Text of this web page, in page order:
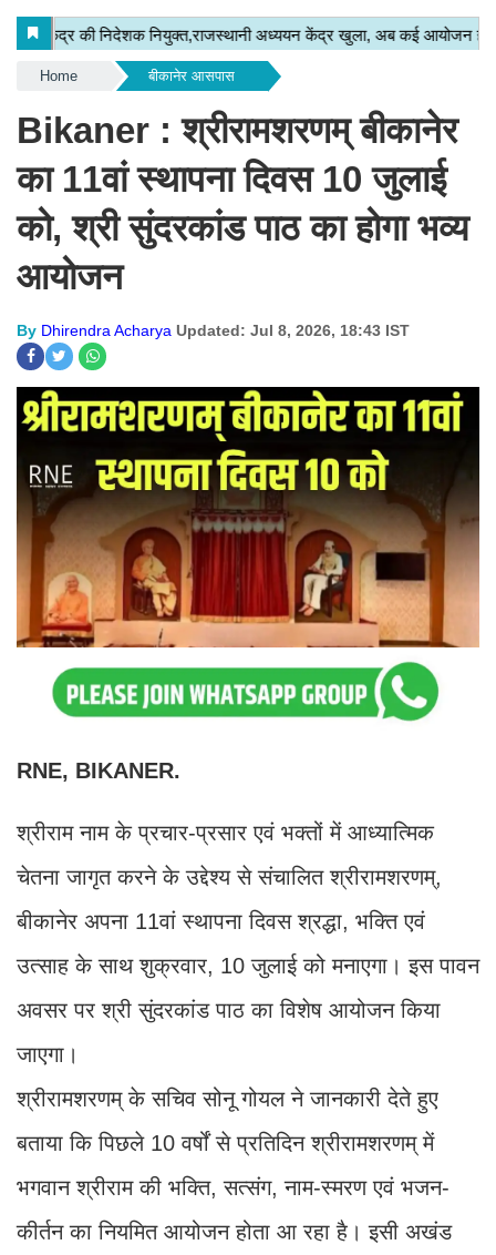
Home बीकानेर आसपास
Bikaner : श्रीरामशरणम् बीकानेर
का 11वां स्थापना दिवस 10 जुलाई
को, श्री सुंदरकांड पाठ का होगा भव्य
आयोजन
By Dhirendra Acharya Updated: Jul 8, 2026, 18:43 IST
RNE, BIKANER.
श्रीराम नाम के प्रचार-प्रसार एवं भक्तों में आध्यात्मिक
चेतना जागृत करने के उद्देश्य से संचालित श्रीरामशरणम्,
बीकानेर अपना 11वां स्थापना दिवस श्रद्धा, भक्ति एवं
उत्साह के साथ शुक्रवार, 10 जुलाई को मनाएगा। इस पावन
अवसर पर श्री सुंदरकांड पाठ का विशेष आयोजन किया
जाएगा।
श्रीरामशरणम् के सचिव सोनू गोयल ने जानकारी देते हुए
बताया कि पिछले 10 वर्षों से प्रतिदिन श्रीरामशरणम् में
भगवान श्रीराम की भक्ति, सत्संग, नाम-स्मरण एवं भजन-
कीर्तन का नियमित आयोजन होता आ रहा है। इसी अखंड